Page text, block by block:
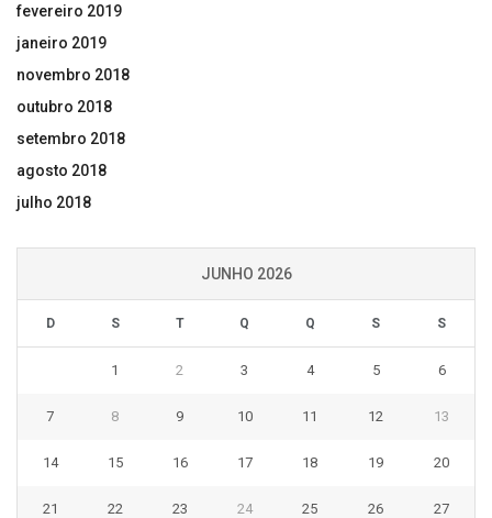
fevereiro 2019
janeiro 2019
novembro 2018
outubro 2018
setembro 2018
agosto 2018
julho 2018
JUNHO 2026
D S T Q Q S S
1 2 3 4 5 6
7 8 9 10 11 12 13
14 15 16 17 18 19 20
21 22 23 24 25 26 27